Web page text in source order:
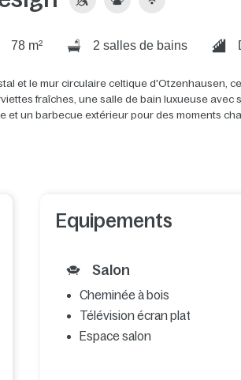
78 m² 2 salles de bains
et le mur circulaire celtique d'Otzenhausen,
fraîches, une salle de bain luxueuse avec
et un barbecue extérieur pour des moments
Equipements
Salon
Cheminée à bois
Télévision écran plat
Espace salon